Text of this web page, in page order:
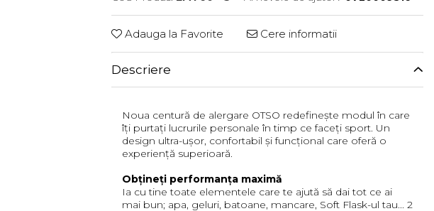
Adauga la Favorite Cere informatii
Descriere
Noua centură de alergare OTSO redefinește modul în care
îți purtați lucrurile personale în timp ce faceți sport. Un
design ultra-ușor, confortabil și funcțional care oferă o
experiență superioară.
Obțineți performanța maximă
Ia cu tine toate elementele care te ajută să dai tot ce ai
mai bun; apa, geluri, batoane, mancare, Soft Flask-ul tau... 2